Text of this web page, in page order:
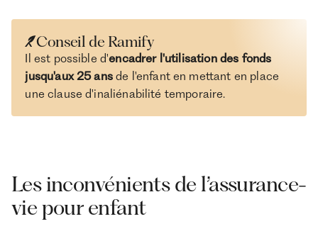
Conseil de Ramify
Il est possible d'encadrer l'utilisation des fonds
jusqu'aux 25 ansde l'enfant en mettant en place
une clause d'inaliénabilité temporaire.
Les inconvénients de l’assurance-
vie pour enfant